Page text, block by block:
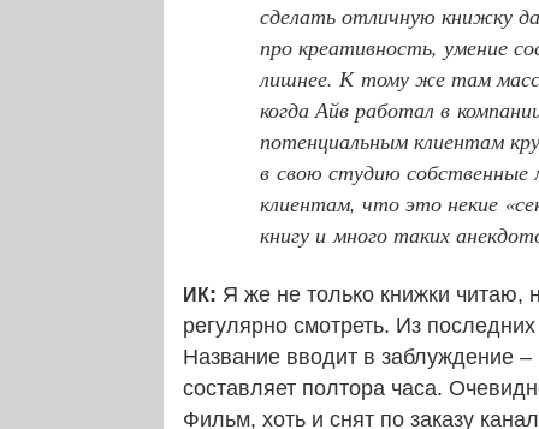
сделать отличную книжку
про креативность, умение
лишнее. К тому же там
когда Айв работал в
потенциальным клиентам
в свою студию собственные
клиентам, что это некие
книгу и много таких
ИК: Я же не только книжки
регулярно смотреть. Из
Название вводит в заблуждение
составляет полтора часа.
Фильм, хоть и снят по заказу